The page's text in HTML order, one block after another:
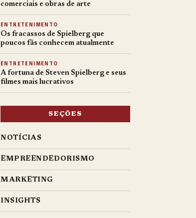
comerciais e obras de arte
ENTRETENIMENTO
Os fracassos de Spielberg que
poucos fãs conhecem atualmente
ENTRETENIMENTO
A fortuna de Steven Spielberg e seus
filmes mais lucrativos
SEÇÕES
NOTÍCIAS
EMPREENDEDORISMO
MARKETING
INSIGHTS